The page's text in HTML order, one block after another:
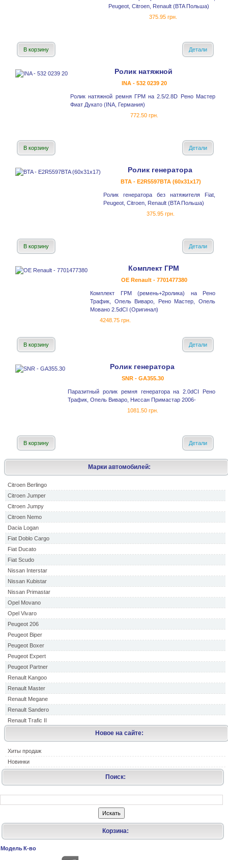
Марки автомобилей:
Citroen Berlingo
Citroen Jumper
Citroen Jumpy
Citroen Nemo
Dacia Logan
Fiat Doblo Cargo
Fiat Ducato
Fiat Scudo
Nissan Interstar
Nissan Kubistar
Nissan Primastar
Opel Movano
Opel Vivaro
Peugeot 206
Peugeot Biper
Peugeot Boxer
Peugeot Expert
Peugeot Partner
Renault Kangoo
Renault Master
Renault Megane
Renault Sandero
Renault Trafic II
Новое на сайте:
Хиты продаж
Новинки
Peugeot, Citroen, Renault (BTA Польша)
375.95 грн.
В корзину Детали
Ролик натяжной
INA - 532 0239 20
Ролик натяжной ремня ГРМ на 2.5/2.8D Рено Мастер
Фиат Дукато (INA, Германия)
772.50 грн.
В корзину Детали
Ролик генератора
BTA - E2R5597BTA (60x31x17)
Ролик генератора без натяжителя Fiat,
Peugeot, Citroen, Renault (BTA Польша)
375.95 грн.
В корзину Детали
Комплект ГРМ
OE Renault - 7701477380
Комплект ГРМ (ремень+2ролика) на Рено
Трафик, Опель Виваро, Рено Мастер, Опель
Мовано 2.5dCI (Оригинал)
4248.75 грн.
В корзину Детали
Ролик генератора
SNR - GA355.30
Паразитный ролик ремня генератора на 2.0dCI Рено
Трафик, Опель Виваро, Ниссан Примастар 2006-
1081.50 грн.
В корзину Детали
Поиск:
Корзина:
Модель К-во